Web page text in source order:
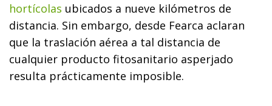
hortícolas ubicados a nueve kilómetros de
distancia. Sin embargo, desde Fearca aclaran
que la traslación aérea a tal distancia de
cualquier producto fitosanitario asperjado
resulta prácticamente imposible.